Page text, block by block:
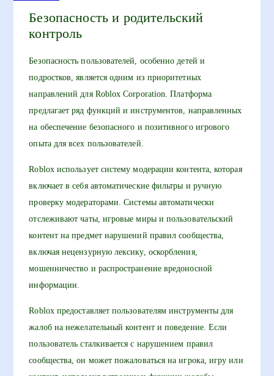
Безопасность и родительский
контроль
Безопасность пользователей, особенно детей и
подростков, является одним из приоритетных
направлений для Roblox Corporation. Платформа
предлагает ряд функций и инструментов, направленных
на обеспечение безопасного и позитивного игрового
опыта для всех пользователей.
Roblox использует систему модерации контента, которая
включает в себя автоматические фильтры и ручную
проверку модераторами. Системы автоматически
отслеживают чаты, игровые миры и пользовательский
контент на предмет нарушений правил сообщества,
включая нецензурную лексику, оскорбления,
мошенничество и распространение вредоносной
информации.
Roblox предоставляет пользователям инструменты для
жалоб на нежелательный контент и поведение. Если
пользователь сталкивается с нарушением правил
сообщества, он может пожаловаться на игрока, игру или